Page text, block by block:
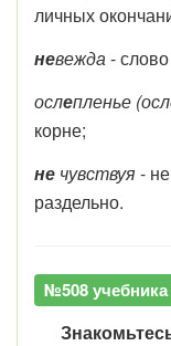
личных
невежда -
ослепленье
корне;
не чувствуя-
раздельно.
№508 учебника